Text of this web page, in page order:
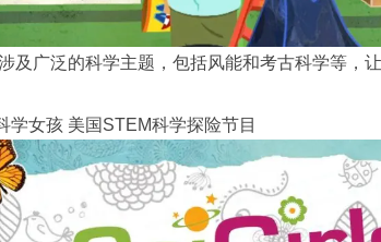
及广泛的科学主题，包括风能和考古科学等，
学女孩 美国STEM科学探险节目